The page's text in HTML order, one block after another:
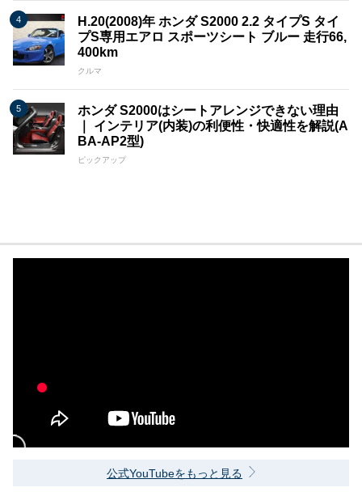
H.20(2008)年 ホンダ S2000 2.2 タイプS タイ
プS専用エアロ スポーツシート ブルー 走行66,
400km
クルマ
ホンダ S2000はシートアレンジできない理由
｜ インテリア(内装)の利便性・快適性を解説(A
BA-AP2型)
ピックアップ
公式YouTubeをもっと見る